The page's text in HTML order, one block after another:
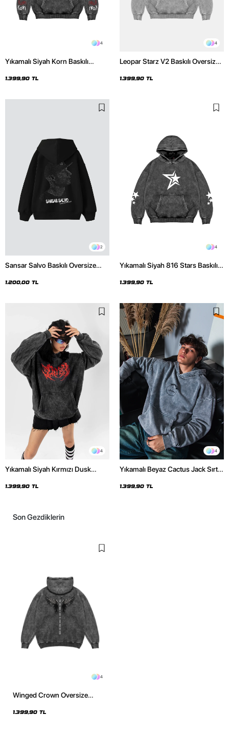
4
Yıkamalı Siyah Korn Baskılı
1.399,90 TL
4
Leopar Starz V2 Baskılı Oversize
Hoodie
1.399,90 TL
2
Sansar Salvo Baskılı Oversize
1.200,00 TL
4
Yıkamalı Siyah 816 Stars Baskılı
1.399,90 TL
4
Yıkamalı Siyah Kırmızı Dusk
1.399,90 TL
4
Yıkamalı Beyaz Cactus Jack Sırt
1.399,90 TL
Son Gezdiklerin
4
Winged Crown Oversize
1.399,90 TL